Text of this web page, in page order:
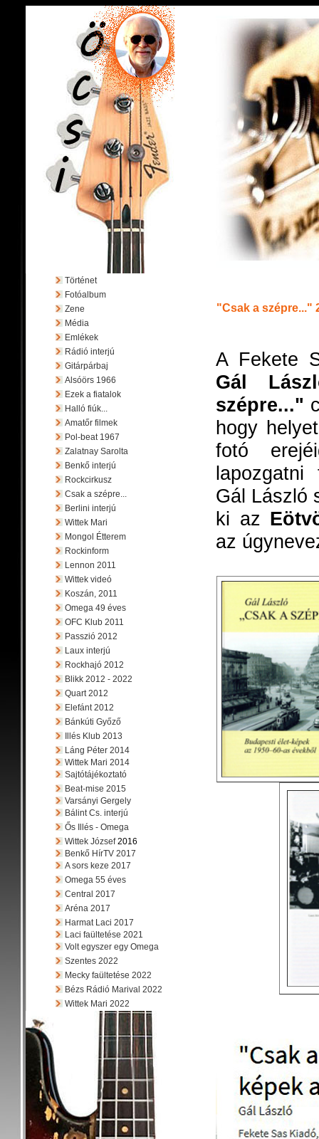
Történet
Fotóalbum
Zene
Média
Emlékek
Rádió interjú
Gitárpárbaj
Alsóörs 1966
Ezek a fiatalok
Halló fiúk...
Amatőr filmek
Pol-beat 1967
Zalatnay Sarolta
Benkő interjú
Rockcirkusz
Csak a szépre...
Berlini interjú
Wittek Mari
Mongol Étterem
Rockinform
Lennon 2011
Wittek videó
Koszán, 2011
Omega 49 éves
OFC Klub 2011
Passzió 2012
Laux interjú
Rockhajó 2012
Blikk 2012 - 2022
Quart 2012
Elefánt 2012
Bánkúti Győző
Illés Klub 2013
Láng Péter 2014
Wittek Mari 2014
Sajtótájékoztató
Beat-mise 2015
Varsányi Gergely
Bálint Cs. interjú
Ős Illés - Omega
Wittek József2016
Benkő HírTV 2017
A sors keze 2017
Omega 55 éves
Central 2017
Aréna 2017
Harmat Laci 2017
Laci faültetése 2021
Volt egyszer egy Omega
Szentes 2022
Mecky faültetése 2022
Bézs Rádió Marival 2022
Wittek Mari 2022
"Csak a szépre..."
A Fekete
Gál
szépre..."
hogy
fotó
lapozgatni
Gál László
ki az
az